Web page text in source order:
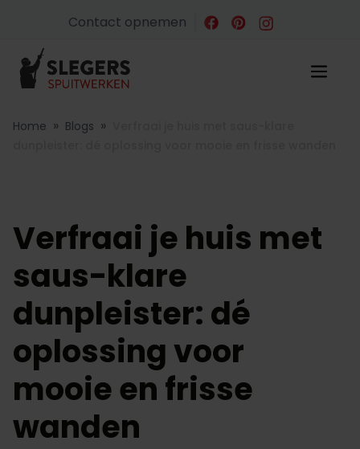
Contact opnemen
Home » Blogs »
Verfraai je huis met
saus-klare
dunpleister: dé
oplossing voor
mooie en frisse
wanden